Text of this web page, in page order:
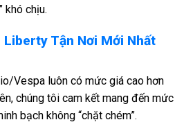
khó chịu.
Liberty Tận Nơi Mới Nhất
Vespa luôn có mức giá cao hơn
chúng tôi cam kết mang đến mức
bạch không “chặt chém”.